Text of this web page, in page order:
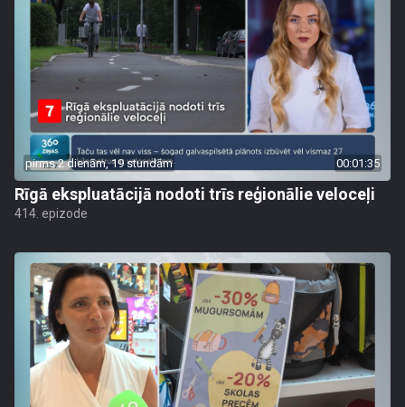
pirms 2 dienām, 19 stundām 00:01:35
Rīgā ekspluatācijā nodoti trīs reģionālie veloceļi
414. epizode